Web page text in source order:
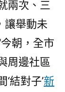
兩次、三
讓舉動未
朝，全市
周邊社區
結對子’新